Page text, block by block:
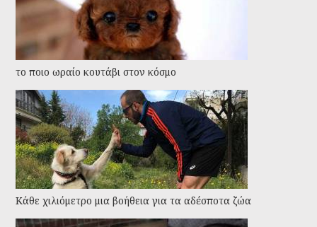
το ποιο ωραίο κουτάβι στον κόσμο
Kάθε χιλιόμετρο μια βοήθεια για τα αδέσποτα ζώα